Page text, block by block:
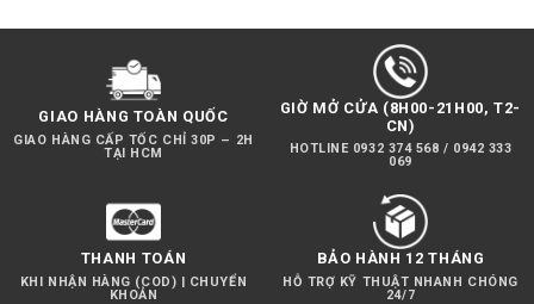
GIAO HÀNG TOÀN QUỐC
GIAO HÀNG CẤP TỐC CHỈ 30P – 2H
TẠI HCM
GIỜ MỞ CỬA (8H00-21H00, T2-
CN)
HOTLINE 0932 374 568 / 0942 333
069
THANH TOÁN
KHI NHẬN HÀNG (COD) | CHUYỂN
KHOẢN
BẢO HÀNH 12 THÁNG
HỖ TRỢ KỸ THUẬT NHANH CHÓNG
24/7